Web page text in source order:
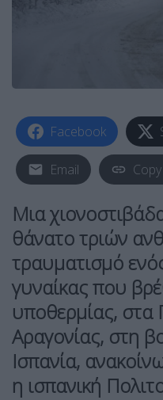
Facebook
Email
Μια
θάνατο τριών
τραυματισμό
γυναίκας που
υποθερμίας, στα
Αραγονίας, στη
Ισπανία,
η ισπανική